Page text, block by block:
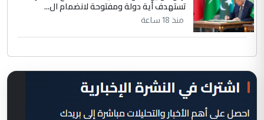
تستهدف أية دولة ومفتوحة لانضمام ال...
منذ 18 ساعة